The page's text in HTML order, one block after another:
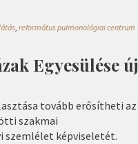
, református pulmonológiai centrum
Egyesülése új
tovább erősítheti az
szakmai
szemlélet képviseletét.